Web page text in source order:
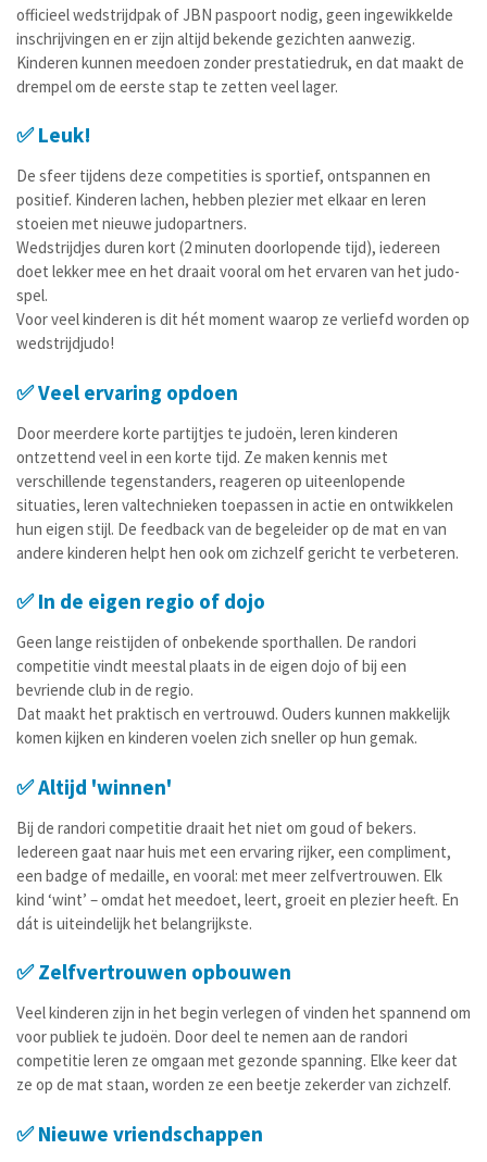
officieel wedstrijdpak of JBN paspoort nodig, geen ingewikkelde
inschrijvingen en er zijn altijd bekende gezichten aanwezig.
Kinderen kunnen meedoen zonder prestatiedruk, en dat maakt de
drempel om de eerste stap te zetten veel lager.
✅ Leuk!
De sfeer tijdens deze competities is sportief, ontspannen en
positief. Kinderen lachen, hebben plezier met elkaar en leren
stoeien met nieuwe judopartners.
Wedstrijdjes duren kort (2 minuten doorlopende tijd), iedereen
doet lekker mee en het draait vooral om het ervaren van het judo-
spel.
Voor veel kinderen is dit hét moment waarop ze verliefd worden op
wedstrijdjudo!
✅ Veel ervaring opdoen
Door meerdere korte partijtjes te judoën, leren kinderen
ontzettend veel in een korte tijd. Ze maken kennis met
verschillende tegenstanders, reageren op uiteenlopende
situaties, leren valtechnieken toepassen in actie en ontwikkelen
hun eigen stijl. De feedback van de begeleider op de mat en van
andere kinderen helpt hen ook om zichzelf gericht te verbeteren.
✅ In de eigen regio of dojo
Geen lange reistijden of onbekende sporthallen. De randori
competitie vindt meestal plaats in de eigen dojo of bij een
bevriende club in de regio.
Dat maakt het praktisch en vertrouwd. Ouders kunnen makkelijk
komen kijken en kinderen voelen zich sneller op hun gemak.
✅ Altijd 'winnen'
Bij de randori competitie draait het niet om goud of bekers.
Iedereen gaat naar huis met een ervaring rijker, een compliment,
een badge of medaille, en vooral: met meer zelfvertrouwen. Elk
kind ‘wint’ – omdat het meedoet, leert, groeit en plezier heeft. En
dát is uiteindelijk het belangrijkste.
✅ Zelfvertrouwen opbouwen
Veel kinderen zijn in het begin verlegen of vinden het spannend om
voor publiek te judoën. Door deel te nemen aan de randori
competitie leren ze omgaan met gezonde spanning. Elke keer dat
ze op de mat staan, worden ze een beetje zekerder van zichzelf.
✅ Nieuwe vriendschappen